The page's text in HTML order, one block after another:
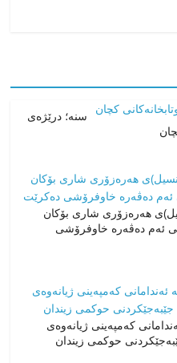
سنە؛ درێژەی
هەرەزۆری شاری بۆکان
ئەم دەڤەرە خاوفرۆشی
کەمپەینی ژیانەوەی
حوکمی زیندان